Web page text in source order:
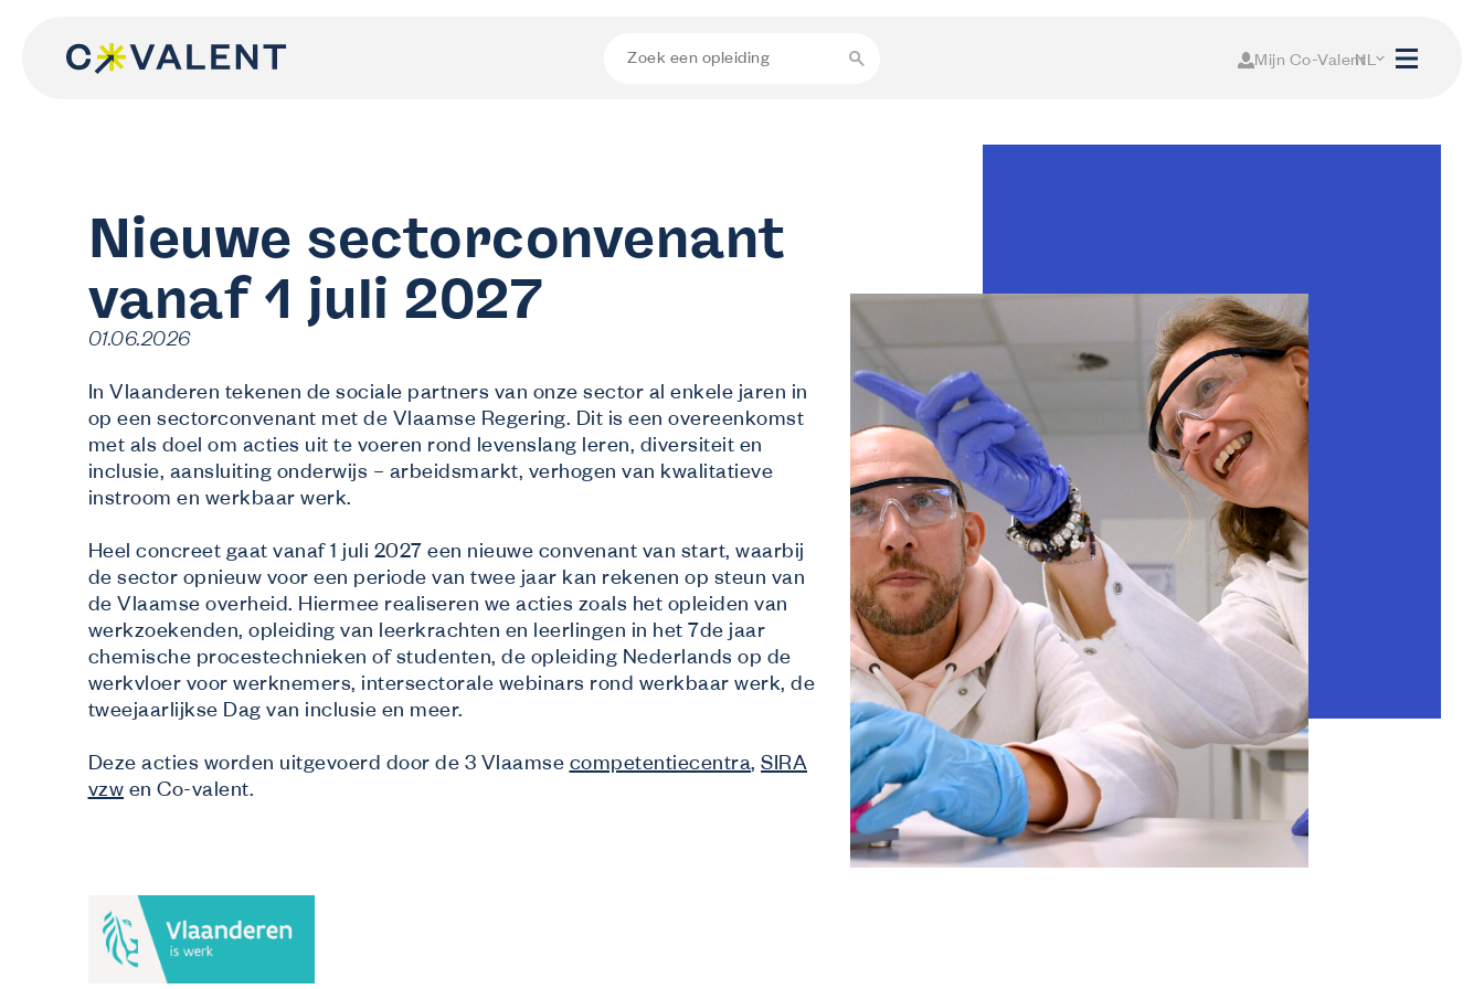
Mijn Co-ValentNL
Nieuwe sectorconvenant
vanaf 1 juli 2027
01.06.2026
In Vlaanderen tekenen de sociale partners van onze sector al enkele jaren in
op een sectorconvenant met de Vlaamse Regering. Dit is een overeenkomst
met als doel om acties uit te voeren rond levenslang leren, diversiteit en
inclusie, aansluiting onderwijs – arbeidsmarkt, verhogen van kwalitatieve
instroom en werkbaar werk.
Heel concreet gaat vanaf 1 juli 2027 een nieuwe convenant van start, waarbij
de sector opnieuw voor een periode van twee jaar kan rekenen op steun van
de Vlaamse overheid. Hiermee realiseren we acties zoals het opleiden van
werkzoekenden, opleiding van leerkrachten en leerlingen in het 7de jaar
chemische procestechnieken of studenten, de opleiding Nederlands op de
werkvloer voor werknemers, intersectorale webinars rond werkbaar werk, de
tweejaarlijkse Dag van inclusie en meer.
Deze acties worden uitgevoerd door de 3 Vlaamsecompetentiecentra, SIRA
vzw en Co-valent.